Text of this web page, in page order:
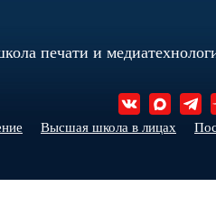
печати и
Высшая школа в лицах